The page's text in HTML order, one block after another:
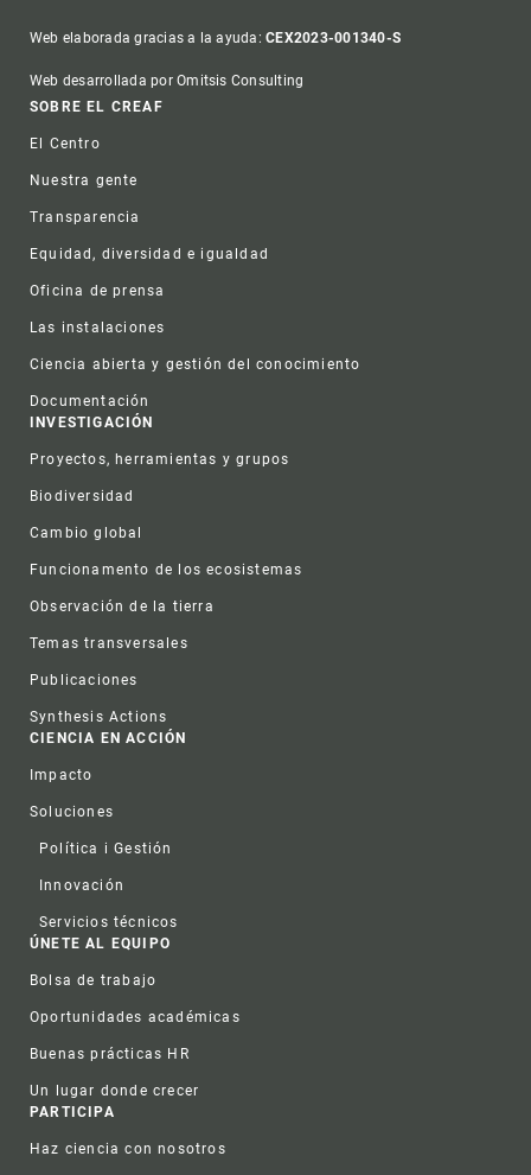
Web elaborada gracias a la ayuda:CEX2023-001340-S
Web desarrollada por Omitsis Consulting
Footer
SOBRE EL CREAF
El Centro
Nuestra gente
Transparencia
Equidad, diversidad e igualdad
Oficina de prensa
Las instalaciones
Ciencia abierta y gestión del conocimiento
Documentación
INVESTIGACIÓN
Proyectos, herramientas y grupos
Biodiversidad
Cambio global
Funcionamento de los ecosistemas
Observación de la tierra
Temas transversales
Publicaciones
Synthesis Actions
CIENCIA EN ACCIÓN
Impacto
Soluciones
Política i Gestión
Innovación
Servicios técnicos
ÚNETE AL EQUIPO
Bolsa de trabajo
Oportunidades académicas
Buenas prácticas HR
Un lugar donde crecer
PARTICIPA
Haz ciencia con nosotros